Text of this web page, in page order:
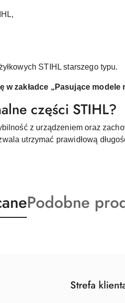
STIHL starszego typu.
zakładce „Pasujące modele
części STIHL?
z urządzeniem oraz
utrzymać prawidłową
Produkty
o
Podobne
Strefa